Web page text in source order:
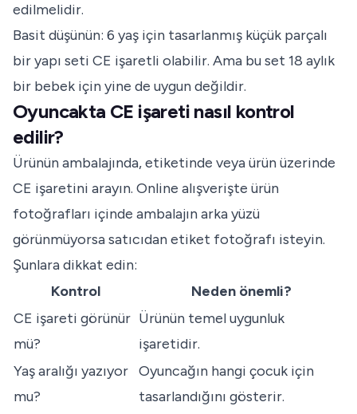
edilmelidir.
Basit düşünün: 6 yaş için tasarlanmış küçük parçalı
bir yapı seti CE işaretli olabilir. Ama bu set 18 aylık
bir bebek için yine de uygun değildir.
Oyuncakta CE işareti nasıl kontrol
edilir?
Ürünün ambalajında, etiketinde veya ürün üzerinde
CE işaretini arayın. Online alışverişte ürün
fotoğrafları içinde ambalajın arka yüzü
görünmüyorsa satıcıdan etiket fotoğrafı isteyin.
Şunlara dikkat edin:
Kontrol
Neden önemli?
CE işareti görünür
mü?
Ürünün temel uygunluk
işaretidir.
Yaş aralığı yazıyor
mu?
Oyuncağın hangi çocuk için
tasarlandığını gösterir.